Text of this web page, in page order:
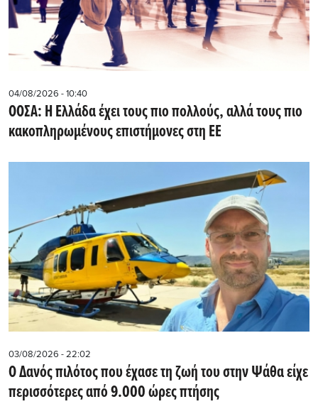
04/08/2026 - 10:40
ΟΟΣΑ: Η Ελλάδα έχει τους πιο πολλούς, αλλά τους πιο
κακοπληρωμένους επιστήμονες στη ΕΕ
03/08/2026 - 22:02
Ο Δανός πιλότος που έχασε τη ζωή του στην Ψάθα είχε
περισσότερες από 9.000 ώρες πτήσης